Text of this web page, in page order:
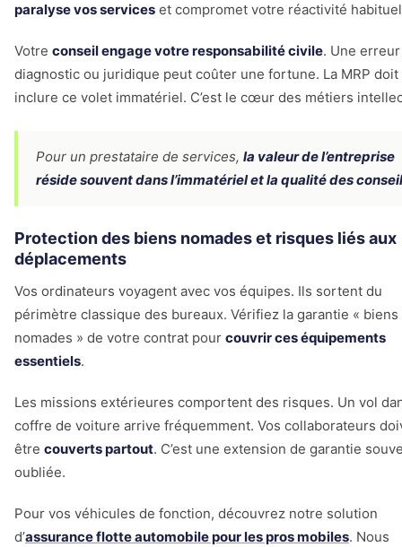
paralyse vos services et compromet votre réactivité
Votre conseil engage votre responsabilité civile. Une
diagnostic ou juridique peut coûter une fortune. La MRP doit
inclure ce volet immatériel. C’est le cœur des métiers
Pour un prestataire de services, la valeur de l’entreprise
réside souvent dans l’immatériel et la qualité des
Protection des biens nomades et risques liés aux
déplacements
Vos ordinateurs voyagent avec vos équipes. Ils sortent du
périmètre classique des bureaux. Vérifiez la garantie « biens
nomades » de votre contrat pour couvrir ces équipements
essentiels.
Les missions extérieures comportent des risques. Un vol
coffre de voiture arrive fréquemment. Vos collaborateurs
être couverts partout. C’est une extension de garantie
oubliée.
Pour vos véhicules de fonction, découvrez notre solution
d’assurance flotte automobile pour les pros mobiles. Nous